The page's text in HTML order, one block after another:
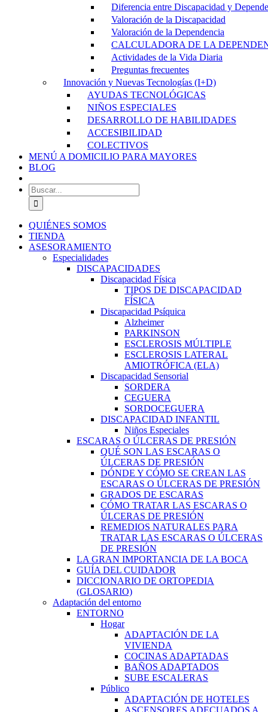
Diferencia entre Discapacidad y
Valoración de la Discapacidad
Valoración de la Dependencia
CALCULADORA DE LA
Actividades de la Vida Diaria
Preguntas frecuentes
Innovación y Nuevas Tecnologías (I+D)
AYUDAS TECNOLÓGICAS
NIÑOS ESPECIALES
DESARROLLO DE HABILIDADES
ACCESIBILIDAD
COLECTIVOS
MENÚ A DOMICILIO PARA MAYORES
BLOG
Buscar:
QUIÉNES SOMOS
TIENDA
ASESORAMIENTO
Especialidades
DISCAPACIDADES
Discapacidad Física
TIPOS DE DISCAPACIDAD
FÍSICA
Discapacidad Psíquica
Alzheimer
PARKINSON
ESCLEROSIS MÚLTIPLE
ESCLEROSIS LATERAL
AMIOTRÓFICA (ELA)
Discapacidad Sensorial
SORDERA
CEGUERA
SORDOCEGUERA
DISCAPACIDAD INFANTIL
Niños Especiales
ESCARAS O ÚLCERAS DE PRESIÓN
QUÉ SON LAS ESCARAS O
ÚLCERAS DE PRESIÓN
DÓNDE Y CÓMO SE CREAN LAS
ESCARAS O ÚLCERAS DE PRESIÓN
GRADOS DE ESCARAS
CÓMO TRATAR LAS ESCARAS O
ÚLCERAS DE PRESIÓN
REMEDIOS NATURALES PARA
TRATAR LAS ESCARAS O ÚLCERAS
DE PRESIÓN
LA GRAN IMPORTANCIA DE LA BOCA
GUÍA DEL CUIDADOR
DICCIONARIO DE ORTOPEDIA
(GLOSARIO)
Adaptación del entorno
ENTORNO
Hogar
ADAPTACIÓN DE LA
VIVIENDA
COCINAS ADAPTADAS
BAÑOS ADAPTADOS
SUBE ESCALERAS
Público
ADAPTACIÓN DE HOTELES
ASCENSORES ADECUADOS A